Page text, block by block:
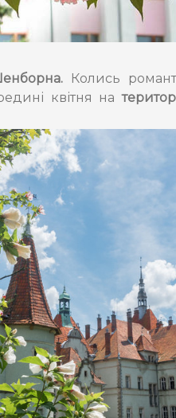
Колись
квітня на